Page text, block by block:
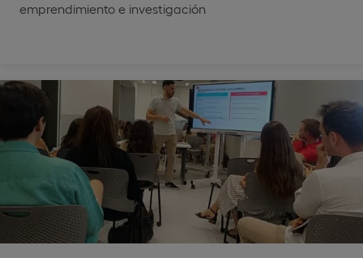
emprendimiento e investigación